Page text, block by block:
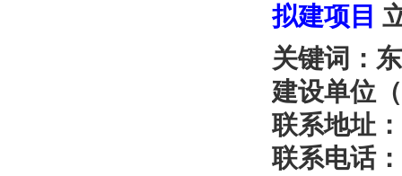
拟建项目
关键词：
建设单位
联系地址
联系电话